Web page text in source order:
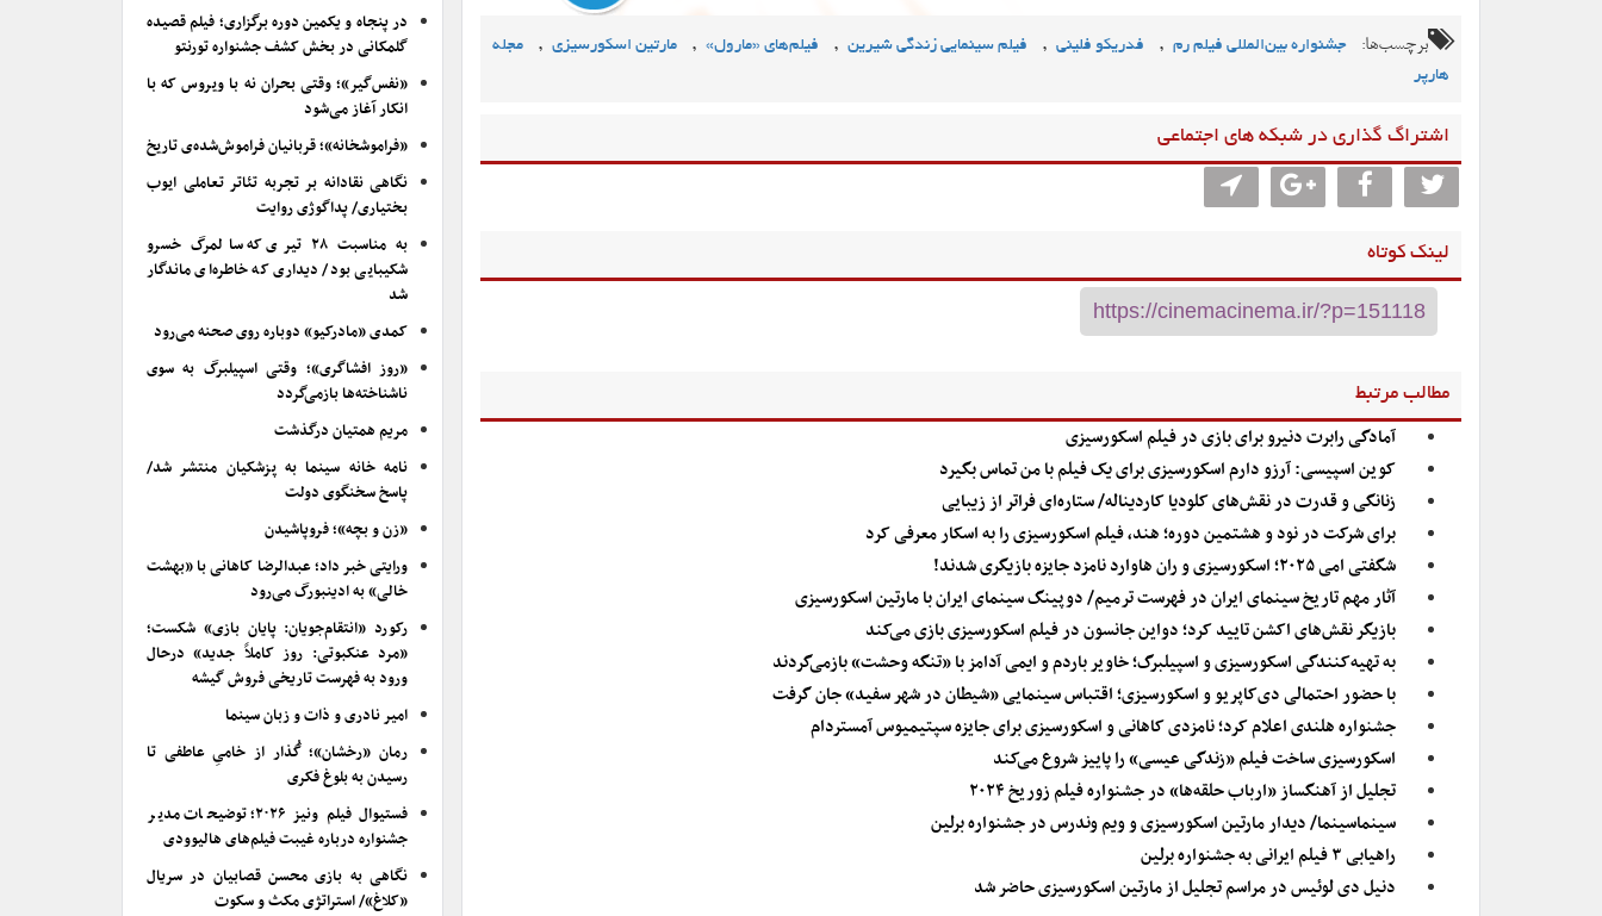
برچسب‌ها: جشنواره بین‌المللی فیلم رم , فدریکو فلینی , فیلم سینمایی زندگی شیرین , فیلم‌های «مارول» , مارتین اسکورسیزی ,
مجله
هارپر
اشتراگ گذاری در شبکه های اجتماعی
لینک کوتاه
مطالب مرتبط
آمادگی رابرت دنیرو برای بازی در فیلم اسکورسیزی
کوین اسپیسی: آرزو دارم اسکورسیزی برای یک فیلم با من تماس بگیرد
زنانگی و قدرت در نقش‌های کلودیا کاردیناله/ ستاره‌ای فراتر از زیبایی
برای شرکت در نود و هشتمین دوره؛ هند، فیلم اسکورسیزی را به اسکار معرفی کرد
شگفتی امی ۲۰۲۵؛ اسکورسیزی و ران هاوارد نامزد جایزه بازیگری شدند!
آثار مهم تاریخ سینمای ایران در فهرست ترمیم/ دوپینگ سینمای ایران با مارتین اسکورسیزی
بازیگر نقش‌های اکشن تایید کرد؛ دواین جانسون در فیلم اسکورسیزی بازی می‌کند
به تهیه‌کنندگی اسکورسیزی و اسپیلبرگ؛ خاویر باردم و ایمی آدامز با «تنگه وحشت» بازمی‌گردند
با حضور احتمالی دی‌کاپریو و اسکورسیزی؛ اقتباس سینمایی «شیطان در شهر سفید» جان گرفت
جشنواره هلندی اعلام کرد؛ نامزدی کاهانی و اسکورسیزی برای جایزه سپتیمیوس آمستردام
اسکورسیزی ساخت فیلم «زندگی عیسی» را پاییز شروع می‌کند
تجلیل از آهنگساز «ارباب حلقه‌ها» در جشنواره فیلم زوریخ ۲۰۲۴
سینماسینما/ دیدار مارتین اسکورسیزی و ویم وندرس در جشنواره برلین
راهیابی ۳ فیلم ایرانی به جشنواره برلین
دنیل دی لوئیس در مراسم تجلیل از مارتین اسکورسیزی حاضر شد
در پنجاه و یکمین دوره برگزاری؛ فیلم قصیده
گلمکانی در بخش کشف جشنواره تورنتو
«نفس‌گیر»؛ وقتی بحران نه با ویروس که با
انکار آغاز می‌شود
«فراموشخانه»؛ قربانیان فراموش‌شده‌ی تاریخ
نگاهی نقادانه بر تجربه تئاتر تعاملی ایوب
بختیاری/ پداگوژی روایت
به مناسبت ۲۸ تیری که سالمرگ خسرو
شکیبایی بود/ دیداری که خاطره‌ای ماندگار
شد
کمدی «مادرکیو» دوباره روی صحنه می‌رود
«روز افشاگری»؛ وقتی اسپیلبرگ به سوی
ناشناخته‌ها بازمی‌گردد
مریم همتیان درگذشت
نامه خانه سینما به پزشکیان منتشر شد/
پاسخ سخنگوی دولت
«زن و بچه»؛ فروپاشیدن
ورایتی خبر داد؛ عبدالرضا کاهانی با «بهشت
خالی» به ادینبورگ می‌رود
رکورد «انتقام‌جویان: پایان بازی» شکست؛
«مرد عنکبوتی: روز کاملاً جدید» درحال
ورود به فهرست تاریخی فروش گیشه
امیر نادری و ذات و زبان سینما
رمان «رخشان»؛ گُذار از خامیِ عاطفی تا
رسیدن به بلوغ فکری
فستیوال فیلم ونیز ۲۰۲۶؛ توضیحات مدیر
جشنواره درباره غیبت فیلم‌های هالیوودی
نگاهی به بازی محسن قصابیان در سریال
«کلاغ»/ استراتژی مکث و سکوت